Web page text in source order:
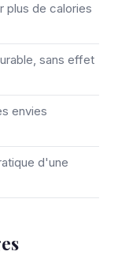
plus de calories
sans effet
envies
d'une